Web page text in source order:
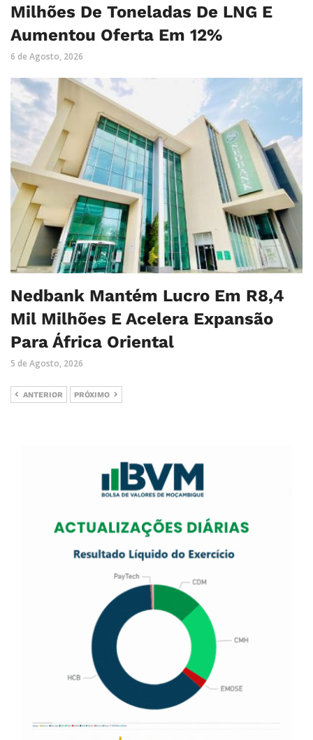
Milhões De Toneladas De LNG E
Aumentou Oferta Em 12%
6 de Agosto, 2026
Nedbank Mantém Lucro Em R8,4
Mil Milhões E Acelera Expansão
Para África Oriental
5 de Agosto, 2026
ANTERIOR PRÓXIMO